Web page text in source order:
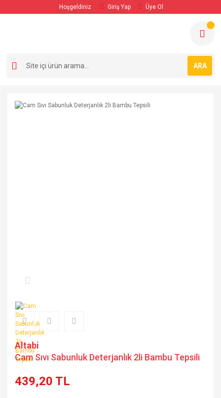
Hoşgeldiniz Giriş Yap Üye Ol
ARA
Altabi
Cam Sıvı Sabunluk Deterjanlık 2li Bambu Tepsili
439,20 TL